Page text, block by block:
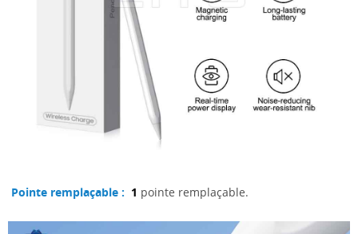
Pointe remplaçable : 1 pointe remplaçable.